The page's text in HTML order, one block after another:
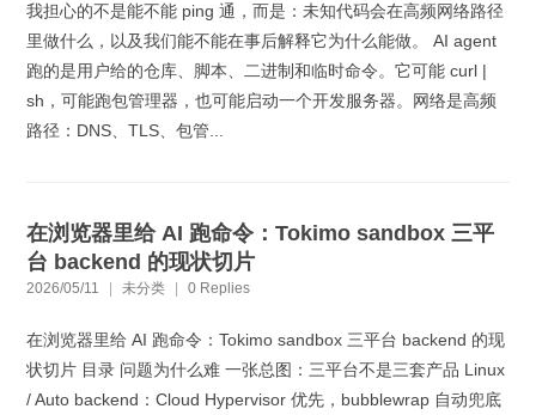
我担心的不是能不能 ping 通，而是：未知代码会在高频网络路径
里做什么，以及我们能不能在事后解释它为什么能做。 AI agent
跑的是用户给的仓库、脚本、二进制和临时命令。它可能 curl |
sh，可能跑包管理器，也可能启动一个开发服务器。网络是高频
路径：DNS、TLS、包管...
在浏览器里给 AI 跑命令：Tokimo sandbox 三平
台 backend 的现状切片
2026/05/11 未分类 0 Replies
在浏览器里给 AI 跑命令：Tokimo sandbox 三平台 backend 的现
状切片 目录 问题为什么难 一张总图：三平台不是三套产品 Linux
/ Auto backend：Cloud Hypervisor 优先，bubblewrap 自动兜底